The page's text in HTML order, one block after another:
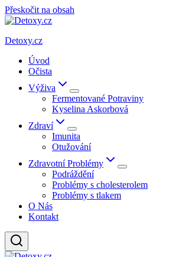
Přeskočit na obsah
Detoxy.cz
Úvod
Očista
Výživa
Fermentované Potraviny
Kyselina Askorbová
Zdraví
Imunita
Otužování
Zdravotní Problémy
Podráždění
Problémy s cholesterolem
Problémy s tlakem
O Nás
Kontakt